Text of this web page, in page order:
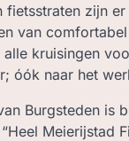
fietsstraten zijn er
van
kruisingen
óók naar het
Burgsteden is
Meierijstad